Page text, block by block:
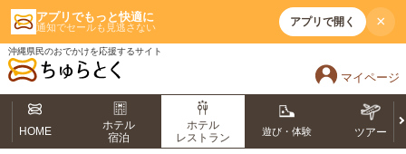
アプリでもっと快適に
通知でセールも見逃さない アプリで開く ×
沖縄県民のおでかけを応援するサイト
マイページ
HOME
ホテル
宿泊
ホテル
レストラン
遊び・体験 ツアー